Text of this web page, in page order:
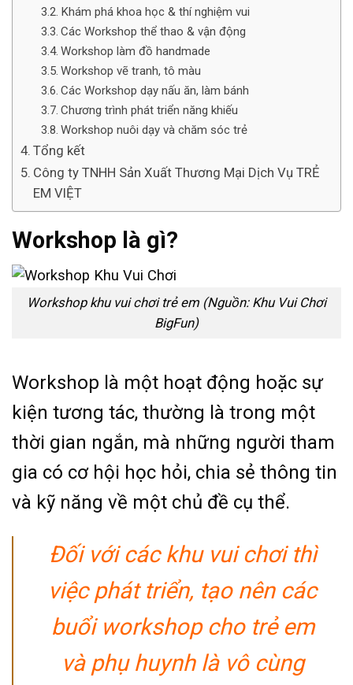
Khám phá khoa học & thí nghiệm vui
Các Workshop thể thao & vận động
Workshop làm đồ handmade
Workshop vẽ tranh, tô màu
Các Workshop dạy nấu ăn, làm bánh
Chương trình phát triển năng khiếu
Workshop nuôi dạy và chăm sóc trẻ
Tổng kết
Công ty TNHH Sản Xuất Thương Mại Dịch Vụ TRẺ
EM VIỆT
Workshop là gì?
Workshop khu vui chơi trẻ em (Nguồn: Khu Vui Chơi
BigFun)
Workshop là một hoạt động hoặc sự
kiện tương tác, thường là trong một
thời gian ngắn, mà những người tham
gia có cơ hội học hỏi, chia sẻ thông tin
và kỹ năng về một chủ đề cụ thể.
Đối với các khu vui chơi thì
việc phát triển, tạo nên các
buổi workshop cho trẻ em
và phụ huynh là vô cùng